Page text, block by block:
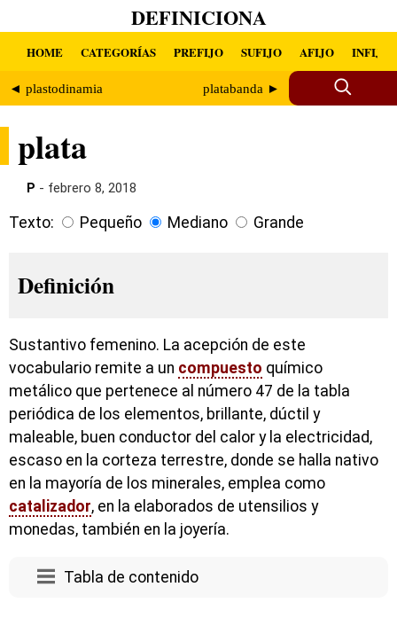
DEFINICIONA
HOME CATEGORÍAS PREFIJO SUFIJO AFIJO INFIJO
◄ plastodinamia platabanda ►
plata
P - febrero 8, 2018
Texto: Pequeño Mediano Grande
Definición
Sustantivo femenino. La acepción de este
vocabulario remite a un compuesto químico
metálico que pertenece al número 47 de la tabla
periódica de los elementos, brillante, dúctil y
maleable, buen conductor del calor y la electricidad,
escaso en la corteza terrestre, donde se halla nativo
en la mayoría de los minerales, emplea como
catalizador, en la elaborados de utensilios y
monedas, también en la joyería.
Tabla de contenido